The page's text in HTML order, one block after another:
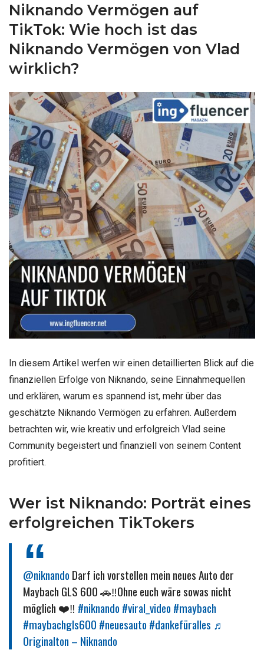
Niknando Vermögen auf
TikTok: Wie hoch ist das
Niknando Vermögen von Vlad
wirklich?
In diesem Artikel werfen wir einen detaillierten Blick auf die
finanziellen Erfolge von Niknando, seine Einnahmequellen
und erklären, warum es spannend ist, mehr über das
geschätzte Niknando Vermögen zu erfahren. Außerdem
betrachten wir, wie kreativ und erfolgreich Vlad seine
Community begeistert und finanziell von seinem Content
profitiert.
Wer ist Niknando: Porträt eines
erfolgreichen TikTokers
@niknando Darf ich vorstellen mein neues Auto der
Maybach GLS 600 🚗‼️Ohne euch wäre sowas nicht
möglich ❤️‼️ #niknando #viral_video #maybach
#maybachgls600 #neuesauto #dankefüralles ♬
Originalton – Niknando